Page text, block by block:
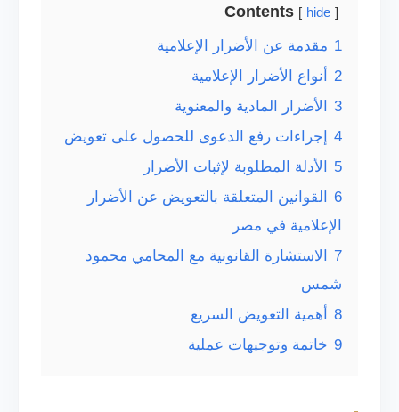
Contents hide
1 مقدمة عن الأضرار الإعلامية
2
أنواع الأضرار الإعلامية
3
الأضرار المادية والمعنوية
4
إجراءات رفع الدعوى للحصول على تعويض
5
الأدلة المطلوبة لإثبات الأضرار
6
القوانين المتعلقة بالتعويض عن الأضرار
الإعلامية في مصر
7
الاستشارة القانونية مع المحامي محمود
شمس
8
أهمية التعويض السريع
9 خاتمة وتوجيهات عملية